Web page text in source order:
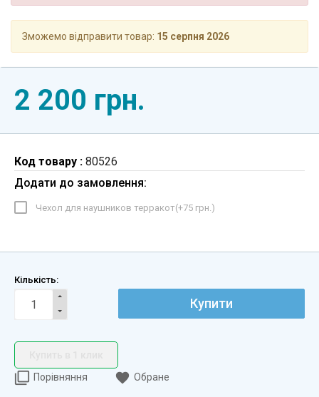
Зможемо відправити товар: 15 серпня 2026
2 200 грн.
Код товару : 80526
Додати до замовлення:
Чехол для наушников терракот(+75 грн.)
Кількість:
Купити
Порівняння
Обране